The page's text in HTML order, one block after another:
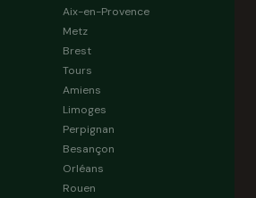
Aix-en-Provence
Metz
Brest
Tours
Amiens
Limoges
Perpignan
Besançon
Orléans
Rouen